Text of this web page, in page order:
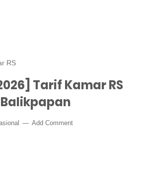
RS
Tarif Kamar RS
Add Comment